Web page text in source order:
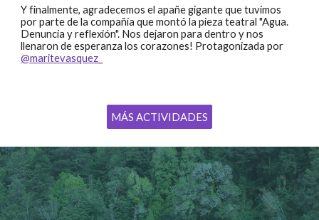
Y finalmente, agradecemos el apañe gigante que tuvimos
por parte de la compañía que montó la pieza teatral "Agua.
Denuncia y reflexión". Nos dejaron para dentro y nos
llenaron de esperanza los corazones! Protagonizada por
@maritevasquez_
MÁS ACTIVIDADES